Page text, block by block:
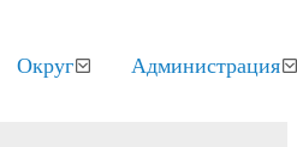
Округ Администрация